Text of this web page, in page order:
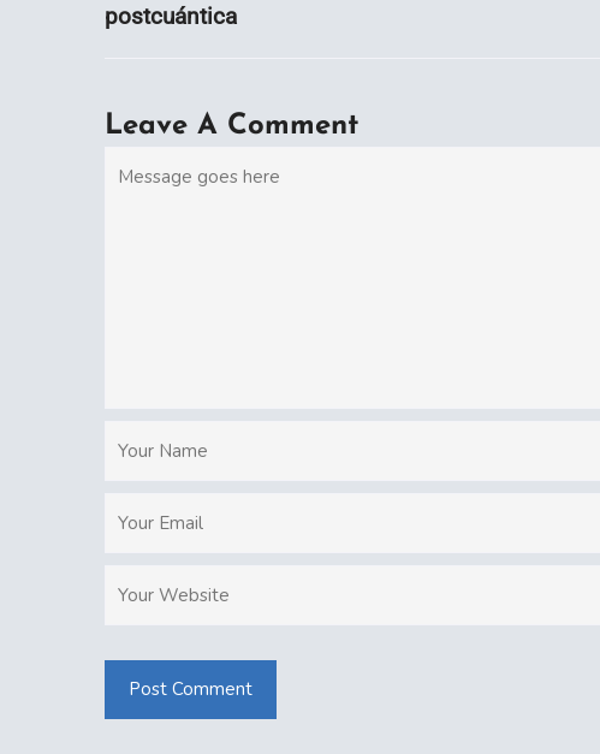
postcuántica
Leave A Comment
Post Comment